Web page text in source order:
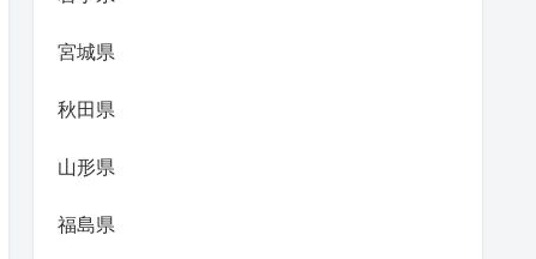
宮城県
秋田県
山形県
福島県